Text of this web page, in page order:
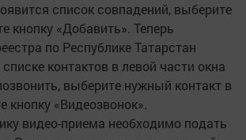
список совпадений, выберите
кнопку «Добавить». Теперь
по Республике Татарстан
контактов в левой части окна
выберите нужный контакт в
кнопку «Видеозвонок».
видео-приема необходимо подать